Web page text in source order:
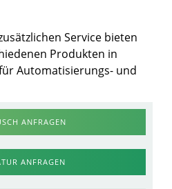
Service bieten
Produkten in
Automatisierungs- und
ANFRAGEN
ANFRAGEN